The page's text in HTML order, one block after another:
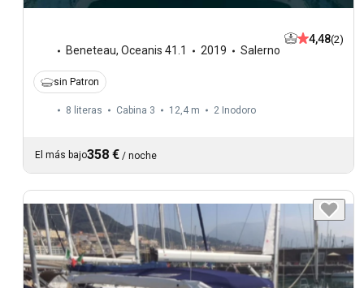
Beneteau, Oceanis 41.1 2019 Salerno
4,48(2)
sin Patron
8 literas Cabina 3 12,4 m 2 Inodoro
El más bajo358 € / noche